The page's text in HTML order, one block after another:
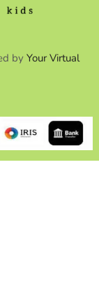
by Your Virtual